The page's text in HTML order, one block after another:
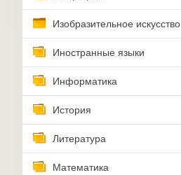
Изобразительное искусство
Иностранные языки
Информатика
История
Литература
Математика